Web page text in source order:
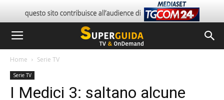
Home Serie TV
Serie TV
I Medici 3: saltano alcune